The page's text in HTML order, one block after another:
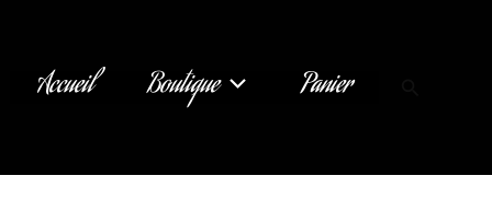
Accueil Boutique Panier